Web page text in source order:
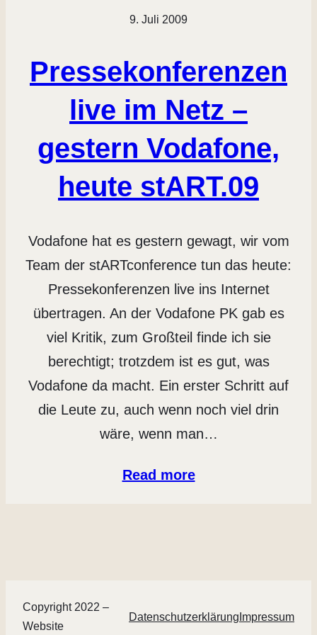
9. Juli 2009
Pressekonferenzen
live im Netz –
gestern Vodafone,
heute stART.09
Vodafone hat es gestern gewagt, wir vom
Team der stARTconference tun das heute:
Pressekonferenzen live ins Internet
übertragen. An der Vodafone PK gab es
viel Kritik, zum Großteil finde ich sie
berechtigt; trotzdem ist es gut, was
Vodafone da macht. Ein erster Schritt auf
die Leute zu, auch wenn noch viel drin
wäre, wenn man…
Read more
Copyright 2022 –
Website
Datenschutzerklärung Impressum